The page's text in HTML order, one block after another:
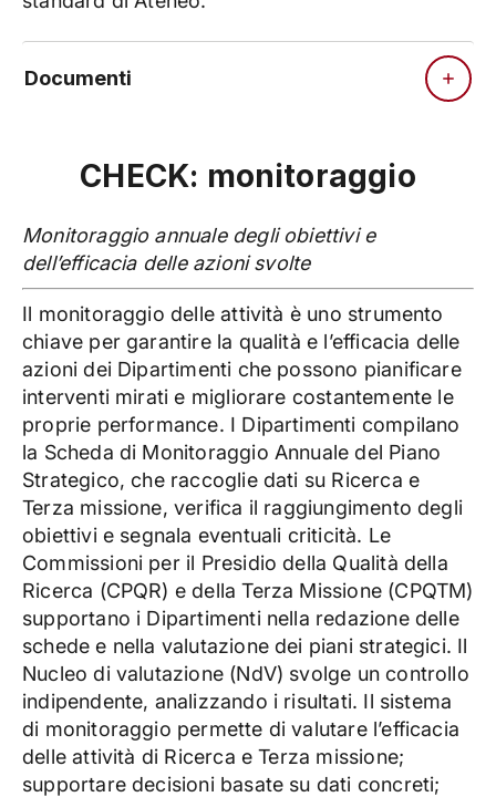
Documenti
CHECK: monitoraggio
Monitoraggio annuale degli obiettivi e
dell’efficacia delle azioni svolte
Il monitoraggio delle attività è uno strumento
chiave per garantire la qualità e l’efficacia delle
azioni dei Dipartimenti che possono pianificare
interventi mirati e migliorare costantemente le
proprie performance. I Dipartimenti compilano
la Scheda di Monitoraggio Annuale del Piano
Strategico, che raccoglie dati su Ricerca e
Terza missione, verifica il raggiungimento degli
obiettivi e segnala eventuali criticità. Le
Commissioni per il Presidio della Qualità della
Ricerca (CPQR) e della Terza Missione (CPQTM)
supportano i Dipartimenti nella redazione delle
schede e nella valutazione dei piani strategici. Il
Nucleo di valutazione (NdV) svolge un controllo
indipendente, analizzando i risultati. Il sistema
di monitoraggio permette di valutare l’efficacia
delle attività di Ricerca e Terza missione;
supportare decisioni basate su dati concreti;